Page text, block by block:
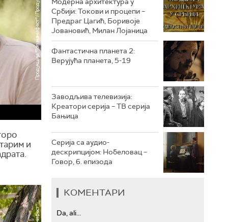
и
РТС ТРЕЗОР
РТС МУЗИКА
РТС ПОЛЕТАРАЦ
Србији: Токови и процепи –
Предраг Цагић, Боривоје
Јовановић, Милан Лојаница
Фантастична планета 2:
Верујућа планета, 5-19
Заводљива телевизија:
Креатори серија – ТВ серија
Бањица
Серија са аудио-
дескрипцијом: Нобеловац –
Говор, 6. епизода
КОМЕНТАРИ
Da, ali...